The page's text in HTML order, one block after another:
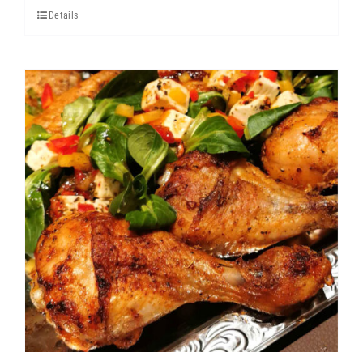
Balsamico
Creme
Menge
Details